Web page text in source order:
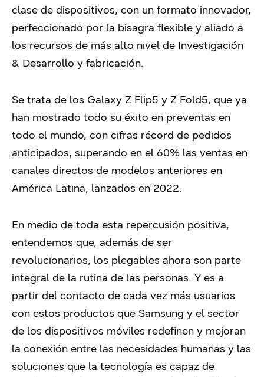
clase de dispositivos, con un formato innovador,
perfeccionado por la bisagra flexible y aliado a
los recursos de más alto nivel de Investigación
& Desarrollo y fabricación.
Se trata de los Galaxy Z Flip5 y Z Fold5, que ya
han mostrado todo su éxito en preventas en
todo el mundo, con cifras récord de pedidos
anticipados, superando en el 60% las ventas en
canales directos de modelos anteriores en
América Latina, lanzados en 2022.
En medio de toda esta repercusión positiva,
entendemos que, además de ser
revolucionarios, los plegables ahora son parte
integral de la rutina de las personas. Y es a
partir del contacto de cada vez más usuarios
con estos productos que Samsung y el sector
de los dispositivos móviles redefinen y mejoran
la conexión entre las necesidades humanas y las
soluciones que la tecnología es capaz de